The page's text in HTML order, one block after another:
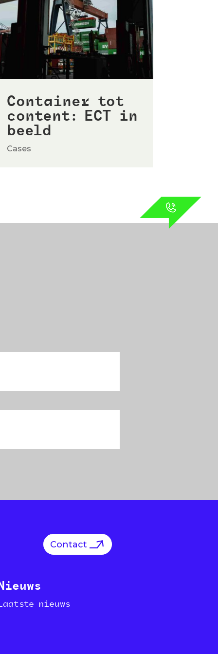
Container tot
content: ECT in
beeld
Cases
Contact
nieuws